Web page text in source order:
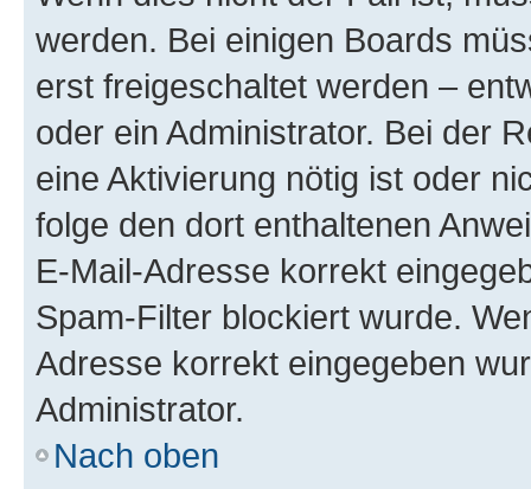
werden. Bei einigen Boards
erst freigeschaltet werden –
oder ein Administrator. Bei der
eine Aktivierung nötig ist oder
folge den dort enthaltenen
E-Mail-Adresse korrekt
Spam-Filter blockiert wurde.
Adresse korrekt eingegeben
Administrator.
Nach oben